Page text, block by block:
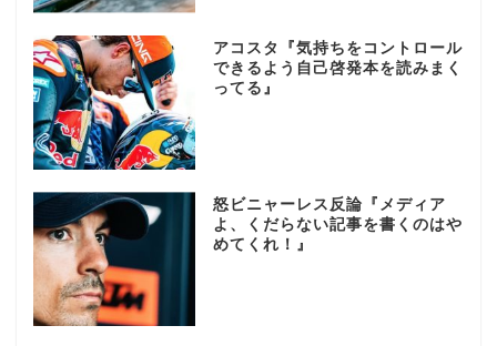
アコスタ『気持ちをコントロール
できるよう自己啓発本を読みまく
ってる』
怒ビニャーレス反論『メディア
よ、くだらない記事を書くのはや
めてくれ！』